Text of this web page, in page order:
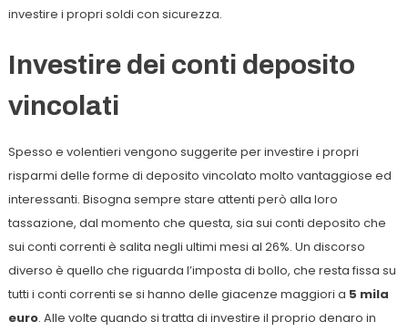
investire i propri soldi con sicurezza.
Investire dei conti deposito
vincolati
Spesso e volentieri vengono suggerite per investire i propri
risparmi delle forme di deposito vincolato molto vantaggiose ed
interessanti. Bisogna sempre stare attenti però alla loro
tassazione, dal momento che questa, sia sui conti deposito che
sui conti correnti è salita negli ultimi mesi al 26%. Un discorso
diverso è quello che riguarda l’imposta di bollo, che resta fissa su
tutti i conti correnti se si hanno delle giacenze maggiori a 5 mila
euro. Alle volte quando si tratta di investire il proprio denaro in